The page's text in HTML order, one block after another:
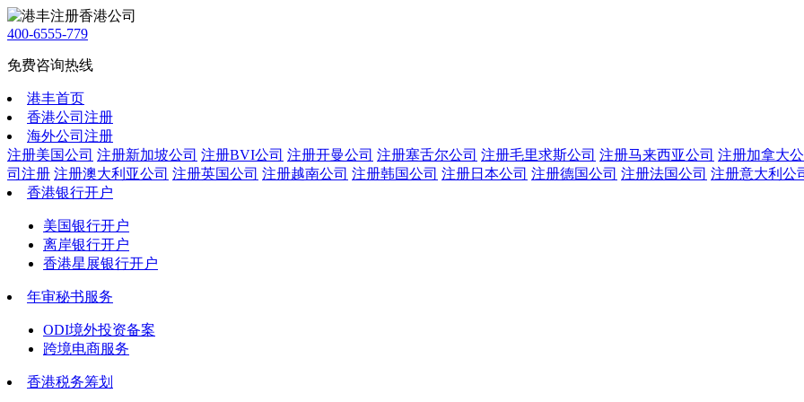
400-6555-779
免费咨询热线
港丰首页
香港公司注册
海外公司注册
注册美国公司 注册新加坡公司 注册BVI公司 注册开曼公司 注册塞舌尔公司 注册毛里求斯公司 注册马来西亚公司 注册加拿大
司注册 注册澳大利亚公司 注册英国公司 注册越南公司 注册韩国公司 注册日本公司 注册德国公司 注册法国公司 注册意大利公
香港银行开户
美国银行开户
离岸银行开户
香港星展银行开户
年审秘书服务
ODI境外投资备案
跨境电商服务
香港税务筹划